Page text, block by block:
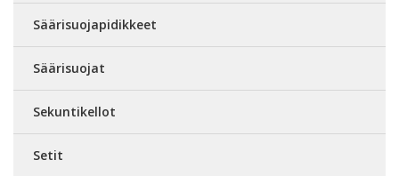
Säärisuojapidikkeet
Säärisuojat
Sekuntikellot
Setit